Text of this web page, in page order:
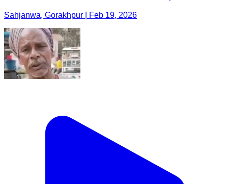
Sahjanwa, Gorakhpur | Feb 19, 2026